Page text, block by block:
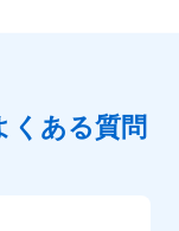
くある質問